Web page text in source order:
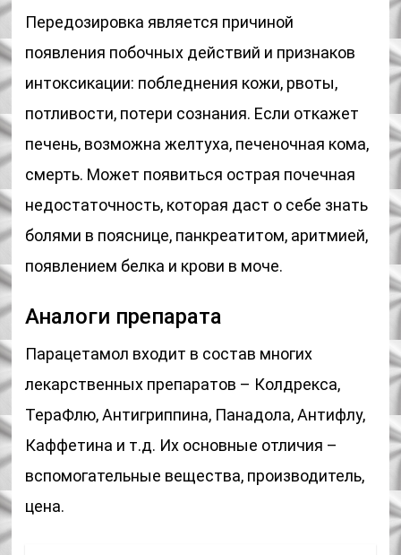
Передозировка является причиной
появления побочных действий и признаков
интоксикации: побледнения кожи, рвоты,
потливости, потери сознания. Если откажет
печень, возможна желтуха, печеночная кома,
смерть. Может появиться острая почечная
недостаточность, которая даст о себе знать
болями в пояснице, панкреатитом, аритмией,
появлением белка и крови в моче.
Аналоги препарата
Парацетамол входит в состав многих
лекарственных препаратов – Колдрекса,
ТераФлю, Антигриппина, Панадола, Антифлу,
Каффетина и т.д. Их основные отличия –
вспомогательные вещества, производитель,
цена.